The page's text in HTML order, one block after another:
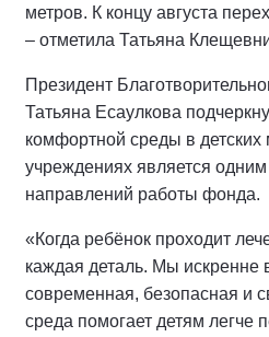
метров. К концу августа
– отметила Татьяна
Президент
Татьяна Есаулкова
комфортной среды в детских
учреждениях является
направлений работы фонда.
«Когда ребёнок проходит
каждая деталь. Мы искренне
современная, безопасная и
среда помогает детям легче